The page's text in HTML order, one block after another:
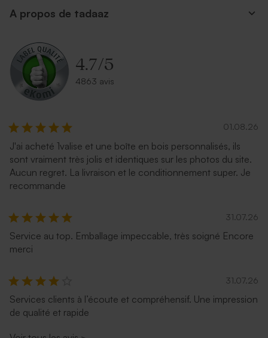
A propos de tadaaz
4.7/5
4863 avis
01.08.26
J'ai acheté 1valise et une boîte en bois personnalisés, ils
sont vraiment très jolis et identiques sur les photos du site.
Aucun regret. La livraison et le conditionnement super. Je
recommande
31.07.26
Service au top. Emballage impeccable, très soigné Encore
merci
31.07.26
Services clients à l’écoute et compréhensif. Une impression
de qualité et rapide